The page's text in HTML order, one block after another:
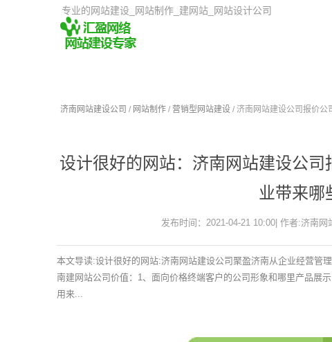
专业的网站建设_网站制作_建网站_网站设计公司
济南网站建设公司 / 网站制作 / 营销型网站建设 / 济南网站建设公司报价公
设计很好的网站：济南网站建设公
业带来哪
发布时间：2021-04-21 10:00| 作者:济南
本文导读:设计很好的网站:济南网站建设公司聚盈济南从企业经营管
南建网站公司价值：1、面向价格终端客户的公司形象和哪里产品展
用来...